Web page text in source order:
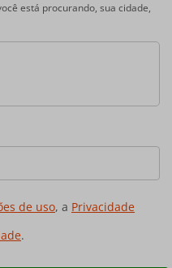
está procurando, sua cidade,
de uso, a Privacidade
.